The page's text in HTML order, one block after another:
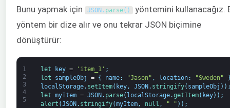
Bunu yapmak için
JSON . parse( ) yöntemini kullanacağız.
yöntem bir dize alır ve onu tekrar JSON biçimine
dönüştürür:
1
2
3
4
5
let key = 'item_1' ;
let
sampleObj = { name: "Jason" , location: "Sweden"
localStorage. setItem( key, JSON . stringify( sampleObj ) )
let myItem = JSON. parse( localStorage.getItem( key) ) ;
alert (JSON. stringify(myItem, null , " " ) ) ;